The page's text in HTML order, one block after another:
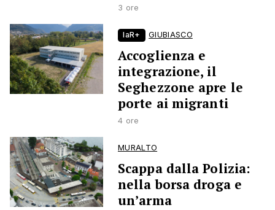
3 ore
laR+ GIUBIASCO
Accoglienza e
integrazione, il
Seghezzone apre le
porte ai migranti
4 ore
MURALTO
Scappa dalla Polizia:
nella borsa droga e
un’arma